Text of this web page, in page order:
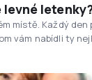
levné
místě. Každý
vám nabídli ty